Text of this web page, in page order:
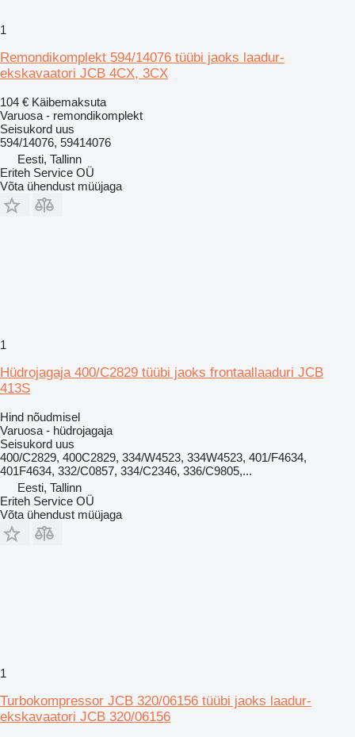
1
Remondikomplekt 594/14076 tüübi jaoks laadur-
ekskavaatori JCB 4CX, 3CX
104 € Käibemaksuta
Varuosa - remondikomplekt
Seisukord uus
594/14076, 59414076
Eesti, Tallinn
Eriteh Service OÜ
Võta ühendust müüjaga
1
Hüdrojagaja 400/C2829 tüübi jaoks frontaallaaduri JCB
413S
Hind nõudmisel
Varuosa - hüdrojagaja
Seisukord uus
400/C2829, 400C2829, 334/W4523, 334W4523, 401/F4634,
401F4634, 332/C0857, 334/C2346, 336/C9805,...
Eesti, Tallinn
Eriteh Service OÜ
Võta ühendust müüjaga
1
Turbokompressor JCB 320/06156 tüübi jaoks laadur-
ekskavaatori JCB 320/06156